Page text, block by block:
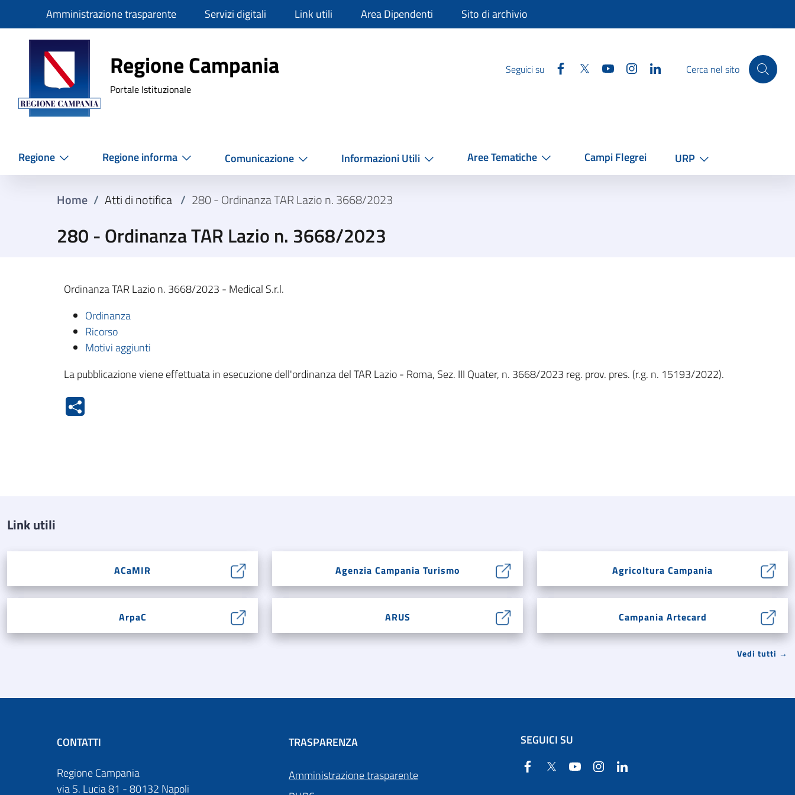
SlimAmministrazione trasparente Servizi digitali Link utili Area Dipendenti Sito di archivio
Regione Campania
Regione Campania
Portale Istituzionale
Seguici su Facebook
Twitter YouTube InstagramLinkedinCerca nel sito
Regione Regione informa Comunicazione Informazioni Utili Aree Tematiche Campi Flegrei URP
Home / Atti di notifica / 280 - Ordinanza TAR Lazio n. 3668/2023
280 - Ordinanza TAR Lazio n. 3668/2023
Ordinanza TAR Lazio n. 3668/2023 - Medical S.r.l.
Ordinanza
Ricorso
Motivi aggiunti
La pubblicazione viene effettuata in esecuzione dell'ordinanza del TAR Lazio - Roma, Sez. III Quater, n. 3668/2023 reg. prov. pres. (r.g. n. 15193/2022).
Link utili
ACaMIR Agenzia Campania Turismo Agricoltura Campania
ArpaC ARUS Campania Artecard
Vedi tutti →
CONTATTI
Regione Campania
via S. Lucia 81 - 80132 Napoli
TRASPARENZA
Amministrazione trasparente
SEGUICI SU
Facebook
Twitter YouTube Instagram